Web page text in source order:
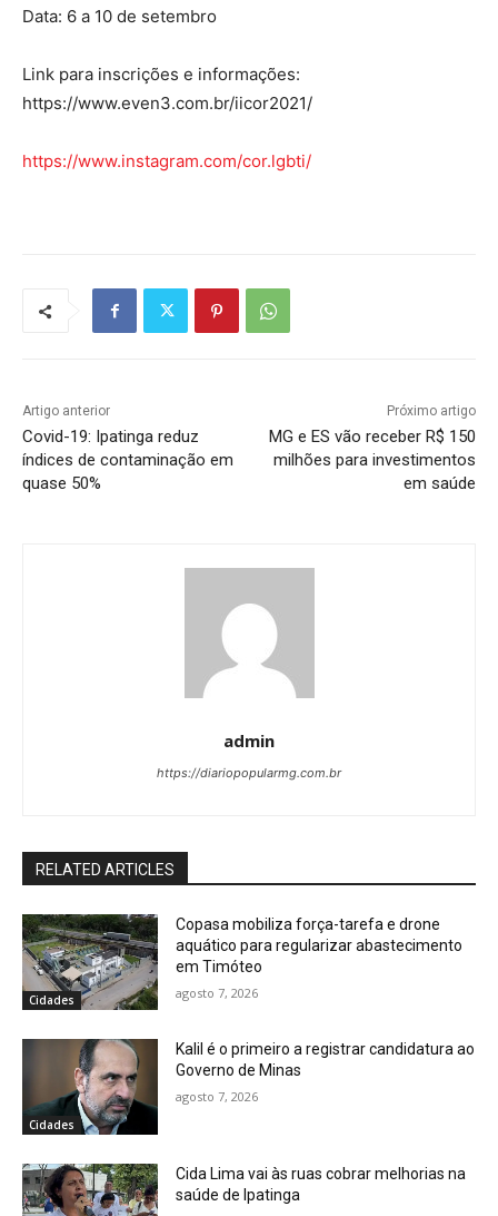
Data: 6 a 10 de setembro
Link para inscrições e informações:
https://www.even3.com.br/iicor2021/
https://www.instagram.com/cor.lgbti/
Artigo anterior
Covid-19: Ipatinga reduz
índices de contaminação em
quase 50%
Próximo artigo
MG e ES vão receber R$ 150
milhões para investimentos
em saúde
admin
https://diariopopularmg.com.br
RELATED ARTICLES
Cidades
Copasa mobiliza força-tarefa e drone
aquático para regularizar abastecimento
em Timóteo
agosto 7, 2026
Cidades
Kalil é o primeiro a registrar candidatura ao
Governo de Minas
agosto 7, 2026
Cida Lima vai às ruas cobrar melhorias na
saúde de Ipatinga